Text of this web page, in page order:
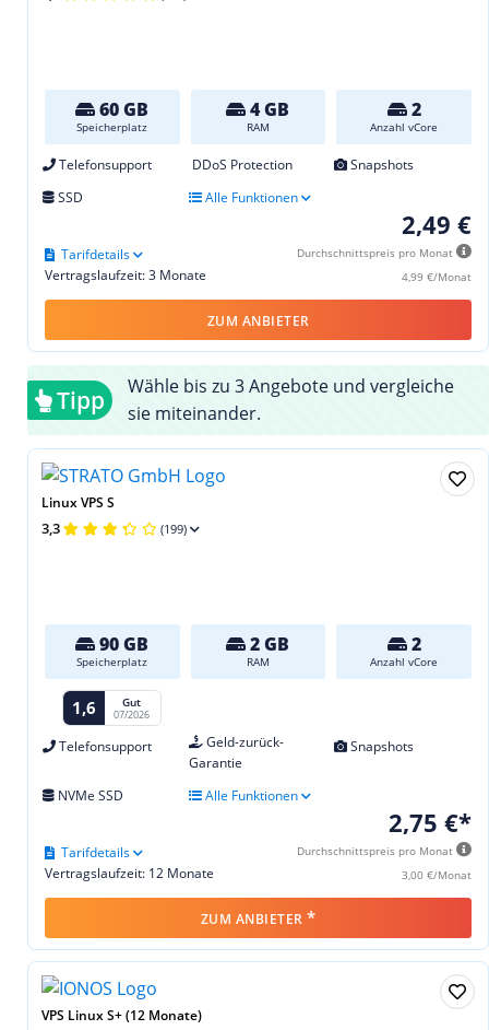
60 GB
Speicherplatz
4 GB
RAM
2
Anzahl vCore
Telefonsupport DDoS Protection
Snapshots
SSD
Alle Funktionen
2,49 €
Durchschnittspreis pro Monat
4,99 €/Monat
Vertragslaufzeit: 3 Monate
Tarifdetails
ZUM ANBIETER
Tipp
Wähle bis zu 3 Angebote und vergleiche
sie miteinander.
Linux VPS S
3,3 (199)
90 GB
Speicherplatz
2 GB
RAM
2
Anzahl vCore
1,6 Gut
07/2026
Telefonsupport
Geld-zurück-
Garantie
Snapshots
NVMe SSD Alle Funktionen
2,75 €*
Durchschnittspreis pro Monat
3,00 €/Monat
Vertragslaufzeit: 12 Monate
Tarifdetails
ZUM ANBIETER *
VPS Linux S+ (12 Monate)